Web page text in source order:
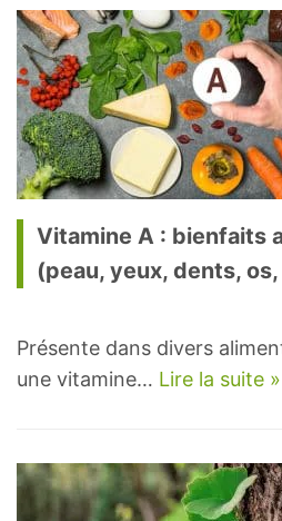
Vitamine A : bienfaits
(peau, yeux, dents,
Présente dans divers
une vitamine… Lire la suite »